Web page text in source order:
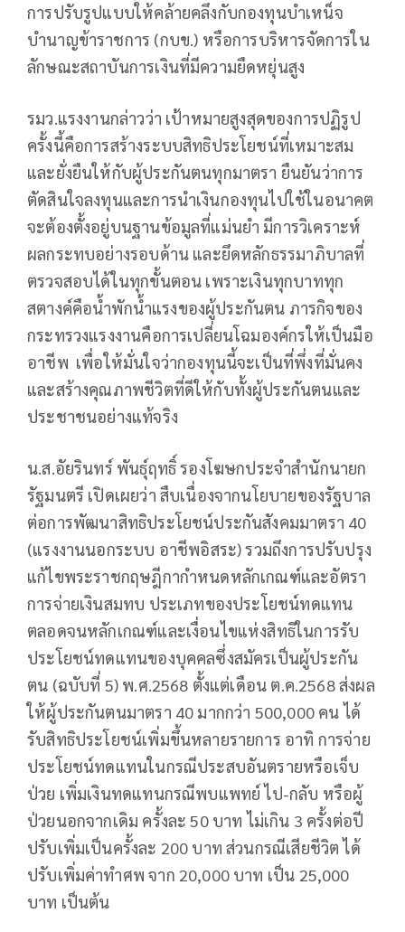
การปรับรูปแบบให้คล้ายคลึงกับกองทุนบำเหน็จ
บำนาญข้าราชการ (กบข.) หรือการบริหารจัดการใน
ลักษณะสถาบันการเงินที่มีความยืดหยุ่นสูง
รมว.แรงงานกล่าวว่า เป้าหมายสูงสุดของการปฏิรูป
ครั้งนี้คือการสร้างระบบสิทธิประโยชน์ที่เหมาะสม
และยั่งยืนให้กับผู้ประกันตนทุกมาตรา ยืนยันว่าการ
ตัดสินใจลงทุนและการนำเงินกองทุนไปใช้ในอนาคต
จะต้องตั้งอยู่บนฐานข้อมูลที่แม่นยำ มีการวิเคราะห์
ผลกระทบอย่างรอบด้าน และยึดหลักธรรมาภิบาลที่
ตรวจสอบได้ในทุกขั้นตอน เพราะเงินทุกบาททุก
สตางค์คือน้ำพักน้ำแรงของผู้ประกันตน ภารกิจของ
กระทรวงแรงงานคือการเปลี่ยนโฉมองค์กรให้เป็นมือ
อาชีพ เพื่อให้มั่นใจว่ากองทุนนี้จะเป็นที่พึ่งที่มั่นคง
และสร้างคุณภาพชีวิตที่ดีให้กับทั้งผู้ประกันตนและ
ประชาชนอย่างแท้จริง
น.ส.อัยรินทร์ พันธุ์ฤทธิ์ รองโฆษกประจำสำนักนายก
รัฐมนตรี เปิดเผยว่า สืบเนื่องจากนโยบายของรัฐบาล
ต่อการพัฒนาสิทธิประโยชน์ประกันสังคมมาตรา 40
(แรงงานนอกระบบ อาชีพอิสระ) รวมถึงการปรับปรุง
แก้ไขพระราชกฤษฎีกากำหนดหลักเกณฑ์และอัตรา
การจ่ายเงินสมทบ ประเภทของประโยชน์ทดแทน
ตลอดจนหลักเกณฑ์และเงื่อนไขแห่งสิทธิในการรับ
ประโยชน์ทดแทนของบุคคลซึ่งสมัครเป็นผู้ประกัน
ตน (ฉบับที่ 5) พ.ศ.2568 ตั้งแต่เดือน ต.ค.2568 ส่งผล
ให้ผู้ประกันตนมาตรา 40 มากกว่า 500,000 คน ได้
รับสิทธิประโยชน์เพิ่มขึ้นหลายรายการ อาทิ การจ่าย
ประโยชน์ทดแทนในกรณีประสบอันตรายหรือเจ็บ
ป่วย เพิ่มเงินทดแทนกรณีพบแพทย์ ไป-กลับ หรือผู้
ป่วยนอกจากเดิม ครั้งละ 50 บาท ไม่เกิน 3 ครั้งต่อปี
ปรับเพิ่มเป็นครั้งละ 200 บาท ส่วนกรณีเสียชีวิต ได้
ปรับเพิ่มค่าทำศพ จาก 20,000 บาท เป็น 25,000
บาท เป็นต้น